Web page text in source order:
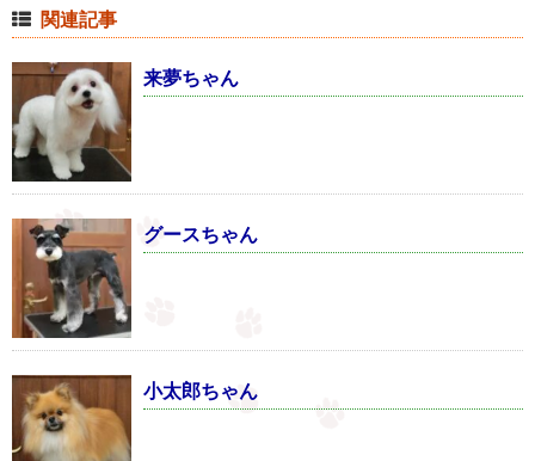
関連記事
来夢ちゃん
グースちゃん
小太郎ちゃん